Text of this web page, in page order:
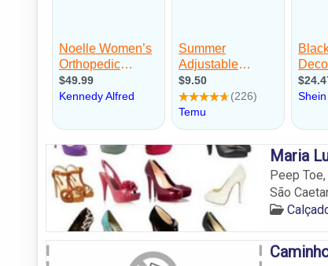
Maria
Peep
São